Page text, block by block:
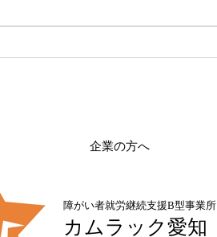
企業の方へ
障がい者就労継続支援B型事業所
カムラック愛知